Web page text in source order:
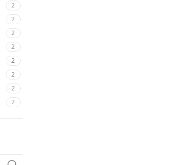
2
2
2
2
2
2
2
2